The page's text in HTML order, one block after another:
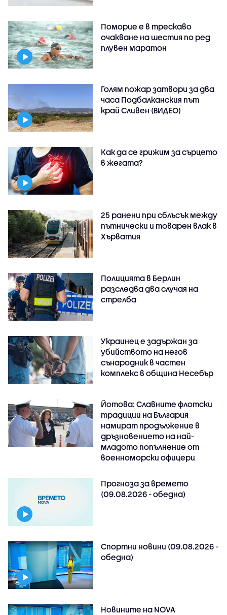
Поморие е в трескаво
очакване на шестия по ред
плувен маратон
Голям пожар затвори за два
часа Подбалканския път
край Сливен (ВИДЕО)
Как да се грижим за сърцето
в жегата?
25 ранени при сблъсък между
пътнически и товарен влак в
Хърватия
Полицията в Берлин
разследва два случая на
стрелба
Украинец е задържан за
убийството на негов
сънародник в частен
комплекс в община Несебър
Йотова: Славните флотски
традиции на България
намират продължение в
дръзновението на най-
младото попълнение от
военноморски офицери
Прогноза за времето
(09.08.2026 - обедна)
Спортни новини (09.08.2026 -
обедна)
Новините на NOVA